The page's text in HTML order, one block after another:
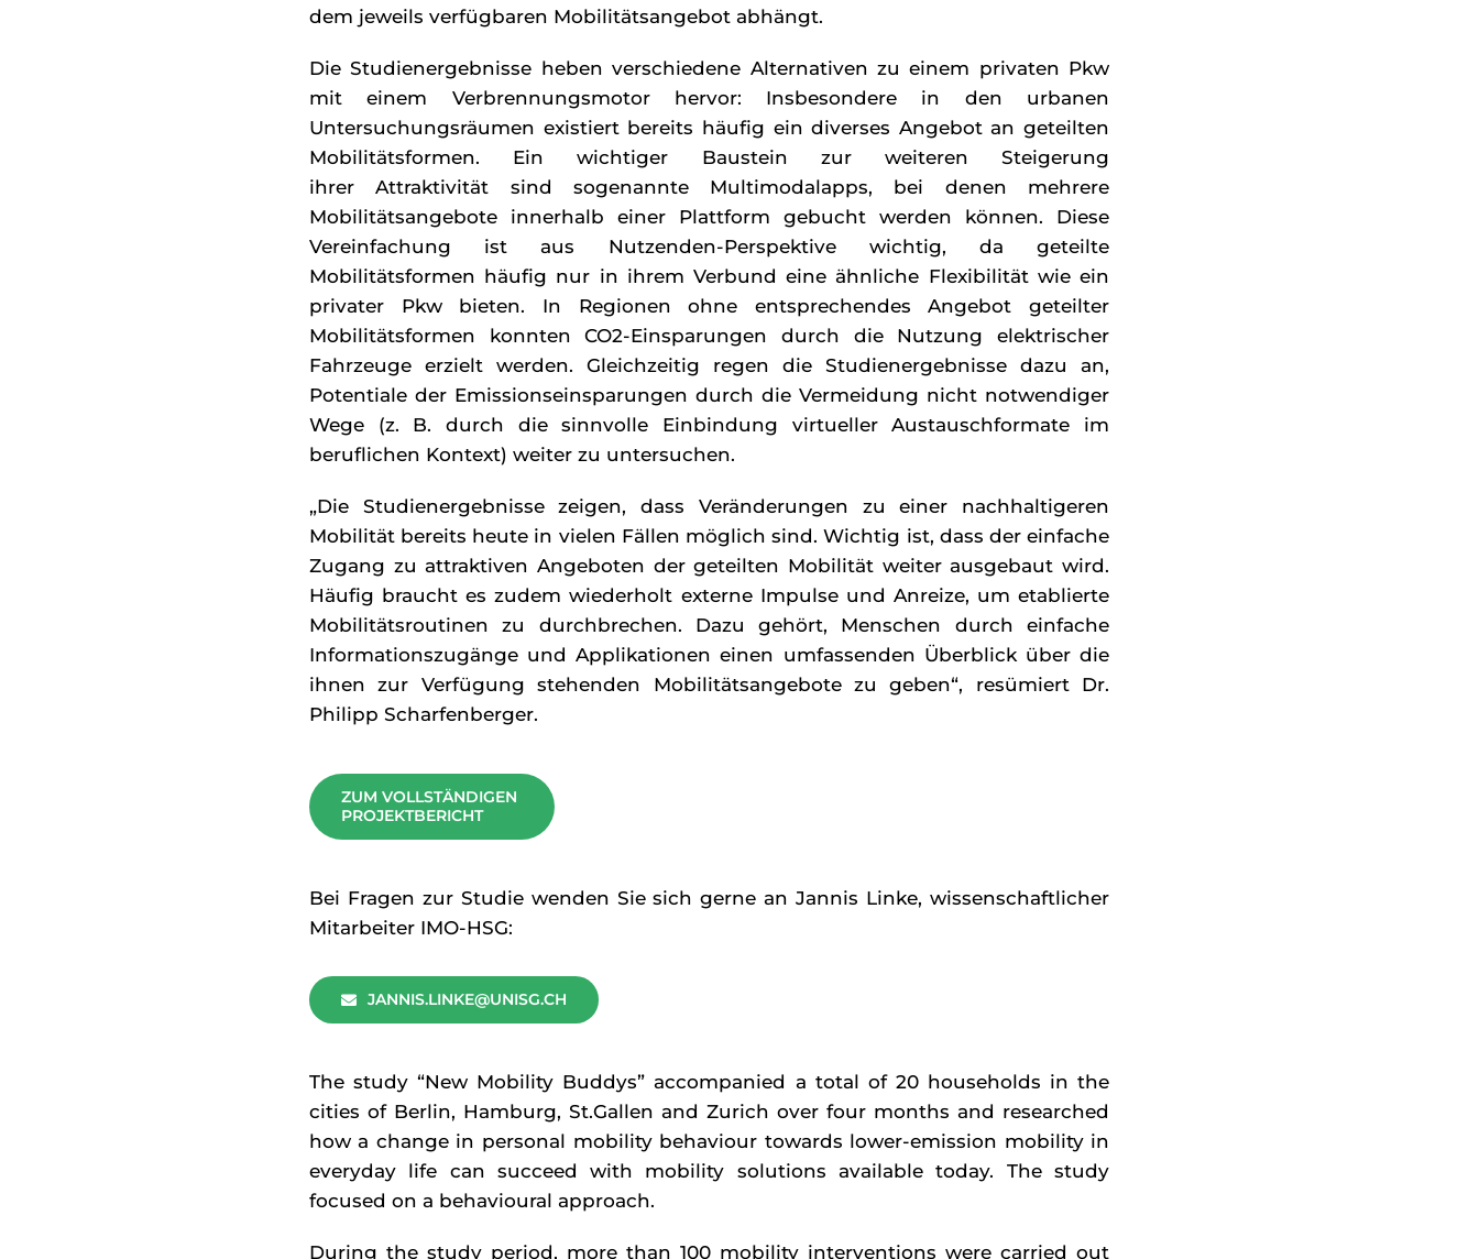
dem jeweils verfügbaren Mobilitätsangebot abhängt.
Die Studienergebnisse heben verschiedene Alternativen zu einem privaten Pkw
mit einem Verbrennungsmotor hervor: Insbesondere in den urbanen
Untersuchungsräumen existiert bereits häufig ein diverses Angebot an geteilten
Mobilitätsformen. Ein wichtiger Baustein zur weiteren Steigerung
ihrer Attraktivität sind sogenannte Multimodalapps, bei denen mehrere
Mobilitätsangebote innerhalb einer Plattform gebucht werden können. Diese
Vereinfachung ist aus Nutzenden-Perspektive wichtig, da geteilte
Mobilitätsformen häufig nur in ihrem Verbund eine ähnliche Flexibilität wie ein
privater Pkw bieten. In Regionen ohne entsprechendes Angebot geteilter
Mobilitätsformen konnten CO2-Einsparungen durch die Nutzung elektrischer
Fahrzeuge erzielt werden. Gleichzeitig regen die Studienergebnisse dazu an,
Potentiale der Emissionseinsparungen durch die Vermeidung nicht notwendiger
Wege (z. B. durch die sinnvolle Einbindung virtueller Austauschformate im
beruflichen Kontext) weiter zu untersuchen.
„Die Studienergebnisse zeigen, dass Veränderungen zu einer nachhaltigeren
Mobilität bereits heute in vielen Fällen möglich sind. Wichtig ist, dass der einfache
Zugang zu attraktiven Angeboten der geteilten Mobilität weiter ausgebaut wird.
Häufig braucht es zudem wiederholt externe Impulse und Anreize, um etablierte
Mobilitätsroutinen zu durchbrechen. Dazu gehört, Menschen durch einfache
Informationszugänge und Applikationen einen umfassenden Überblick über die
ihnen zur Verfügung stehenden Mobilitätsangebote zu geben“, resümiert Dr.
Philipp Scharfenberger.
ZUM VOLLSTÄNDIGEN
PROJEKTBERICHT
Bei Fragen zur Studie wenden Sie sich gerne an Jannis Linke, wissenschaftlicher
Mitarbeiter IMO-HSG:
JANNIS.LINKE@UNISG.CH
The study “New Mobility Buddys” accompanied a total of 20 households in the
cities of Berlin, Hamburg, St.Gallen and Zurich over four months and researched
how a change in personal mobility behaviour towards lower-emission mobility in
everyday life can succeed with mobility solutions available today. The study
focused on a behavioural approach.
During the study period, more than 100 mobility interventions were carried out